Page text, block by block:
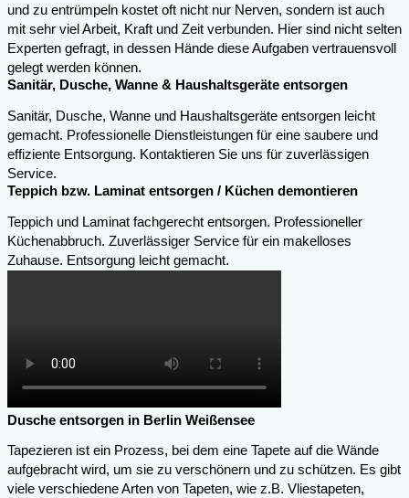
und zu entrümpeln kostet oft nicht nur Nerven, sondern ist auch
mit sehr viel Arbeit, Kraft und Zeit verbunden. Hier sind nicht selten
Experten gefragt, in dessen Hände diese Aufgaben vertrauensvoll
gelegt werden können.
Sanitär, Dusche, Wanne & Haushaltsgeräte entsorgen
Sanitär, Dusche, Wanne und Haushaltsgeräte entsorgen leicht
gemacht. Professionelle Dienstleistungen für eine saubere und
effiziente Entsorgung. Kontaktieren Sie uns für zuverlässigen
Service.
Teppich bzw. Laminat entsorgen / Küchen demontieren
Teppich und Laminat fachgerecht entsorgen. Professioneller
Küchenabbruch. Zuverlässiger Service für ein makelloses
Zuhause. Entsorgung leicht gemacht.
Dusche entsorgen in Berlin Weißensee
Tapezieren ist ein Prozess, bei dem eine Tapete auf die Wände
aufgebracht wird, um sie zu verschönern und zu schützen. Es gibt
viele verschiedene Arten von Tapeten, wie z.B. Vliestapeten,